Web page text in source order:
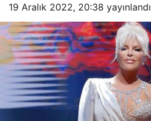
19 Aralık 2022, 20:38 yayınlandı